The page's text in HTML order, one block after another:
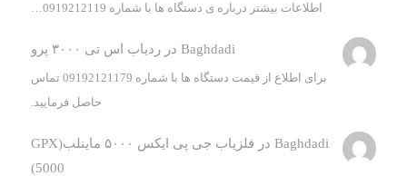
اطلاعات بیشتر درباره ی دستگاه ها با شماره 0919212119…
Baghdadi درردیاب اس تی ۳۰۰۰ پرو
برای اطلاع از قیمت دستگاه ها با شماره 09192121179 تماس
حاصل فرمایید.
Baghdadi در
فلزیاب جی پی ایکس ۵۰۰۰ ماینلب(GPX
5000)